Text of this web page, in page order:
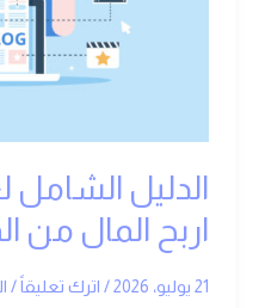
اربح المال من
21 يوليو، 2026 / اترك تعليقاً/